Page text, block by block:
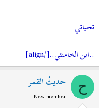
تحياتي
..ابن الخامنئي..[/align]
ح حديثُ القمر
New member